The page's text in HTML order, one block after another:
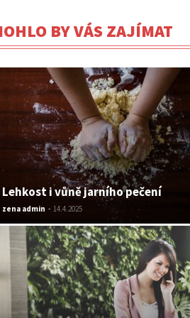
BY VÁS ZAJÍMAT
Lehkost i vůně jarního pečení
zena admin - 14.4.2025